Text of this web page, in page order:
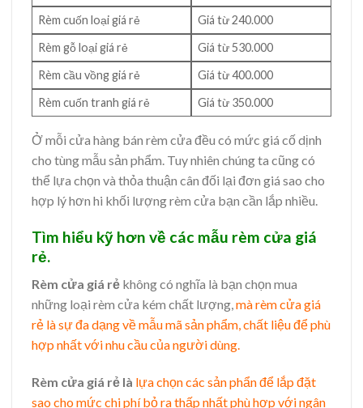
Rèm cuốn loại giá rẻ
Giá từ 240.000
Rèm gỗ loại giá rẻ
Giá từ 530.000
Rèm cầu vồng giá rẻ
Giá từ 400.000
Rèm cuốn tranh giá rẻ
Giá từ 350.000
Ở mỗi cửa hàng bán rèm cửa đều có mức giá cố dịnh
cho tùng mẫu sản phẩm. Tuy nhiên chúng ta cũng có
thể lựa chọn và thỏa thuận cân đối lại đơn giá sao cho
hợp lý hơn hi khối lượng rèm cửa bạn cần lắp nhiều.
Tìm hiểu kỹ hơn về các mẫu rèm cửa giá
rẻ.
Rèm cửa giá rẻ không có nghĩa là bạn chọn mua
những loại rèm cửa kém chất lượng,mà rèm cửa giá
rẻ là sự đa dạng về mẫu mã sản phẩm, chất liệu để phù
hợp nhất với nhu cầu của người dùng.
Rèm cửa giá rẻ là lựa chọn các sản phẩn để lắp đặt
sao cho mức chi phí bỏ ra thấp nhất phù hợp với ngân